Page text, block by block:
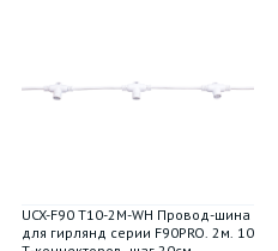
UCX-F90 T10-2M-WH Провод-шина
для гирлянд серии F90PRO. 2м. 10